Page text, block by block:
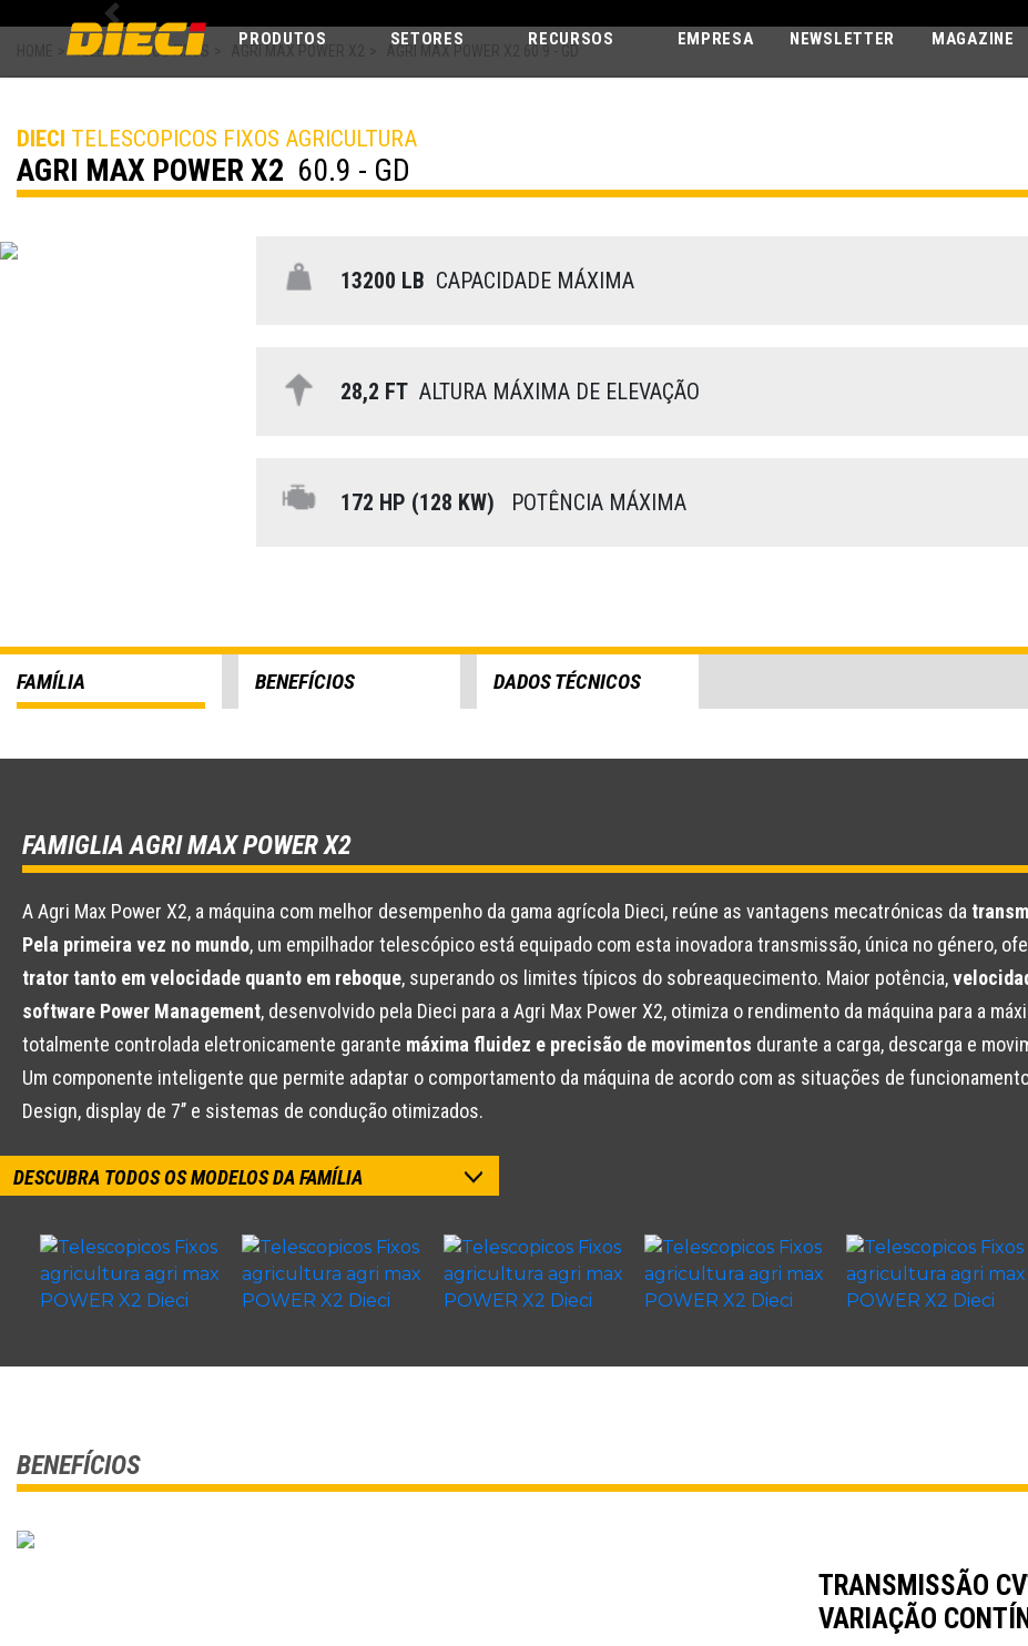
NEWSLETTER MAGAZINE
PRODUTOS SETORES RECURSOS EMPRESA
Previous
AGRI MAX
TELESCOPICOS FIXOS
DIECI TELESCOPICOS FIXOS AGRICULTURA
AGRI MAX POWER X2 60.9 - GD
13200 LB CAPACIDADE MÁXIMA
28,2 FTALTURA MÁXIMA DE ELEVAÇÃO
172 HP (128 KW) POTÊNCIA MÁXIMA
FAMÍLIA BENEFÍCIOS DADOS TÉCNICOS
FAMIGLIA AGRI MAX POWER X2
A Agri Max Power X2, a máquina com melhor desempenho da gama agrícola Dieci, reúne as vantagens mecatrónicas da
Pela primeira vez no mundo, um empilhador telescópico está equipado com esta inovadora transmissão, única no género,
trator tanto em velocidade quanto em reboque, superando os limites típicos do sobreaquecimento. Maior potência,
software Power Management, desenvolvido pela Dieci para a Agri Max Power X2, otimiza o rendimento da máquina para a
totalmente controlada eletronicamente garante máxima fluidez e precisão de movimentos durante a carga, descarga e
Um componente inteligente que permite adaptar o comportamento da máquina de acordo com as situações de
Design, display de 7’’ e sistemas de condução otimizados.
DESCUBRA TODOS OS MODELOS DA FAMÍLIA
BENEFÍCIOS
TRANSMISSÃO
VARIAÇÃO